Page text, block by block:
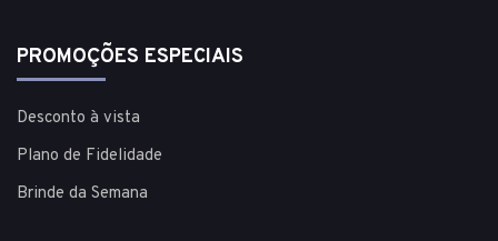
PROMOÇÕES ESPECIAIS
Desconto à vista
Plano de Fidelidade
Brinde da Semana